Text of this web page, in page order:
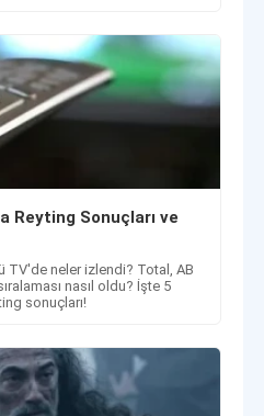
Reyting Sonuçları ve
TV'de neler izlendi? Total, AB
nasıl oldu? İşte 5
sonuçları!